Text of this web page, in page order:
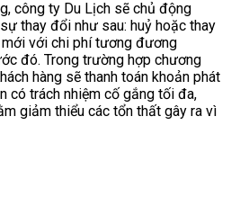
công ty Du Lịch sẽ chủ động
thay đổi như sau: huỷ hoặc thay
với chi phí tương đương
đó. Trong trường hợp chương
hàng sẽ thanh toán khoản phát
có trách nhiệm cố gắng tối đa,
giảm thiểu các tổn thất gây ra vì